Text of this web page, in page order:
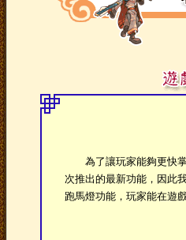
為了讓玩家能夠更快掌
次推出的最新功能，因此
跑馬燈功能，玩家能在遊